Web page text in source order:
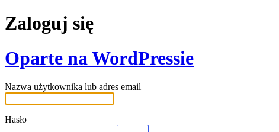
Zaloguj się
Oparte na WordPressie
Nazwa użytkownika lub adres email
Hasło